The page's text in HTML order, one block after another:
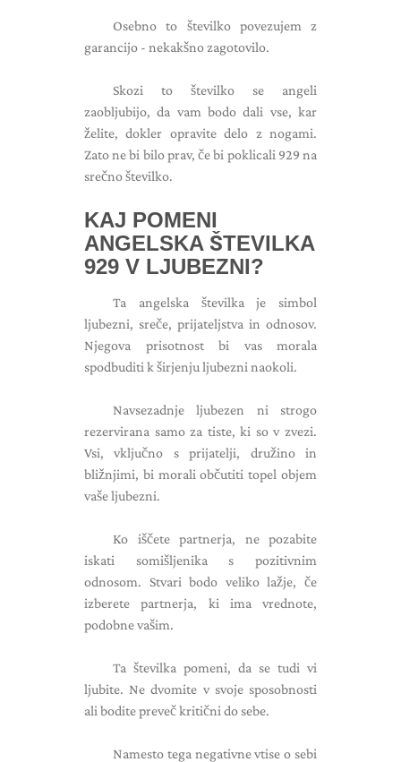
Osebno to številko povezujem z
garancijo - nekakšno zagotovilo.
Skozi to številko se angeli
zaobljubijo, da vam bodo dali vse, kar
želite, dokler opravite delo z nogami.
Zato ne bi bilo prav, če bi poklicali 929 na
srečno številko.
KAJ POMENI
ANGELSKA ŠTEVILKA
929 V LJUBEZNI?
Ta angelska številka je simbol
ljubezni, sreče, prijateljstva in odnosov.
Njegova prisotnost bi vas morala
spodbuditi k širjenju ljubezni naokoli.
Navsezadnje ljubezen ni strogo
rezervirana samo za tiste, ki so v zvezi.
Vsi, vključno s prijatelji, družino in
bližnjimi, bi morali občutiti topel objem
vaše ljubezni.
Ko iščete partnerja, ne pozabite
iskati somišljenika s pozitivnim
odnosom. Stvari bodo veliko lažje, če
izberete partnerja, ki ima vrednote,
podobne vašim.
Ta številka pomeni, da se tudi vi
ljubite. Ne dvomite v svoje sposobnosti
ali bodite preveč kritični do sebe.
Namesto tega negativne vtise o sebi